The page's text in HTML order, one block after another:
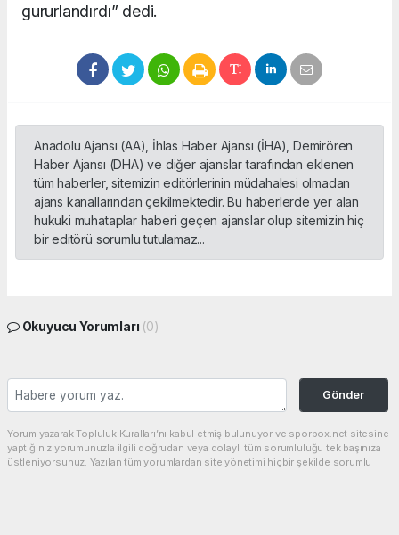
gururlandırdı” dedi.
Anadolu Ajansı (AA), İhlas Haber Ajansı (İHA), Demirören
Haber Ajansı (DHA) ve diğer ajanslar tarafından eklenen
tüm haberler, sitemizin editörlerinin müdahalesi olmadan
ajans kanallarından çekilmektedir. Bu haberlerde yer alan
hukuki muhataplar haberi geçen ajanslar olup sitemizin hiç
bir editörü sorumlu tutulamaz...
Okuyucu Yorumları (0)
Gönder
Yorum yazarak Topluluk Kuralları’nı kabul etmiş bulunuyor ve sporbox.net sitesine
yaptığınız yorumunuzla ilgili doğrudan veya dolaylı tüm sorumluluğu tek başınıza
üstleniyorsunuz. Yazılan tüm yorumlardan site yönetimi hiçbir şekilde sorumlu